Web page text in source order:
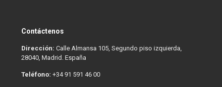
Contáctenos
Dirección: Calle Almansa 105, Segundo piso izquierda,
28040, Madrid. España
Teléfono: +34 91 591 46 00